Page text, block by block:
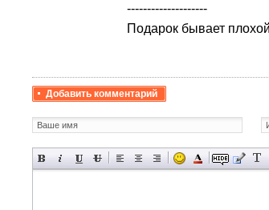
--------------------
Подарок бывает
Добавить комментарий